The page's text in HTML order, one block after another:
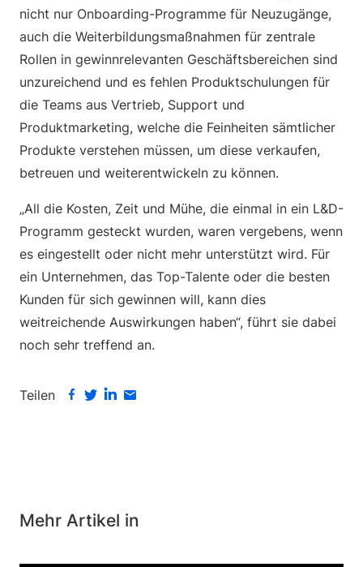
nicht nur Onboarding-Programme für Neuzugänge,
auch die Weiterbildungsmaßnahmen für zentrale
Rollen in gewinnrelevanten Geschäftsbereichen sind
unzureichend und es fehlen Produktschulungen für
die Teams aus Vertrieb, Support und
Produktmarketing, welche die Feinheiten sämtlicher
Produkte verstehen müssen, um diese verkaufen,
betreuen und weiterentwickeln zu können.
„All die Kosten, Zeit und Mühe, die einmal in ein L&D-
Programm gesteckt wurden, waren vergebens, wenn
es eingestellt oder nicht mehr unterstützt wird. Für
ein Unternehmen, das Top-Talente oder die besten
Kunden für sich gewinnen will, kann dies
weitreichende Auswirkungen haben“, führt sie dabei
noch sehr treffend an.
Teilen
Mehr Artikel in